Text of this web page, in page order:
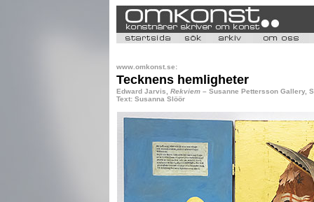
www.omkonst.se:
Tecknens hemligheter
Edward Jarvis, Rekviem – Susanne Pettersson Gallery,
Text: Susanna Slöör